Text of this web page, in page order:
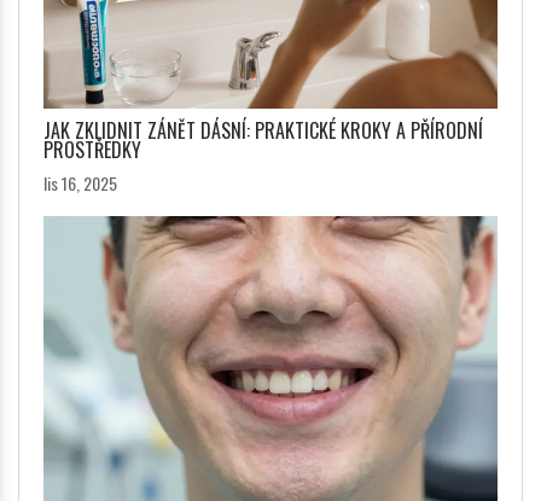
JAK ZKLIDNIT ZÁNĚT DÁSNÍ: PRAKTICKÉ KROKY A PŘÍRODNÍ
PROSTŘEDKY
lis 16, 2025